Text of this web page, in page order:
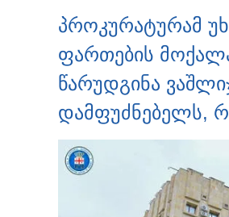
პროკურატურამ
ფართების
წარუდგინა
დამფუძნებელს,